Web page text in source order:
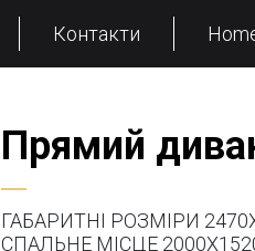
Контакти
Прямий
ГАБАРИТНІ РОЗМІРИ
СПАЛЬНЕ МІСЦЕ